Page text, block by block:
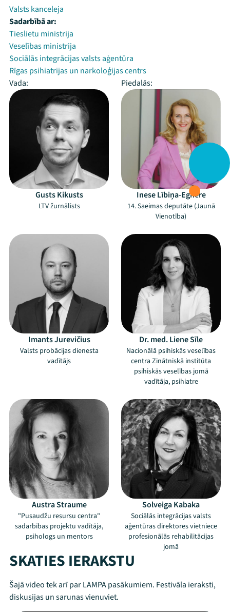
Mana programma
Valsts kanceleja
Sadarbībā ar:
Tieslietu ministrija
Veselības ministrija
Sociālās integrācijas valsts aģentūra
Rīgas psihiatrijas un narkoloģijas centrs
Vada:
Piedalās:
Gusts Kikusts
LTV žurnālists
Inese Lībiņa-Egnere
14. Saeimas deputāte (Jaunā
Vienotība)
Imants Jurevičius
Valsts probācijas dienesta
vadītājs
Dr. med. Liene Sīle
Nacionālā psihiskās veselības
centra Zinātniskā institūta
psihiskās veselības jomā
vadītāja, psihiatre
Austra Straume
"Pusaudžu resursu centra"
sadarbības projektu vadītāja,
psihologs un mentors
Solveiga Kabaka
Sociālās integrācijas valsts
aģentūras direktores vietniece
profesionālās rehabilitācijas
jomā
SKATIES IERAKSTU
Šajā video tek arī par LAMPA pasākumiem. Festivāla ieraksti,
diskusijas un sarunas vienuviet.